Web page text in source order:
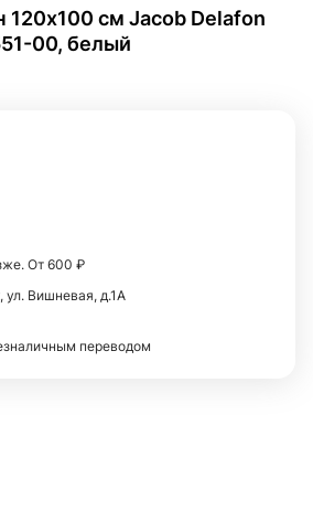
см Jacob Delafon
00, белый
От 600 ₽
ул. Вишневая, д.1А
переводом